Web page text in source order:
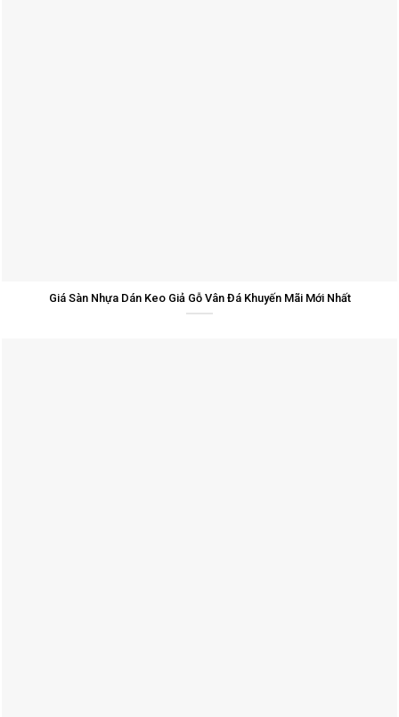
Giá Sàn Nhựa Dán Keo Giả Gỗ Vân Đá Khuyến Mãi Mới Nhất